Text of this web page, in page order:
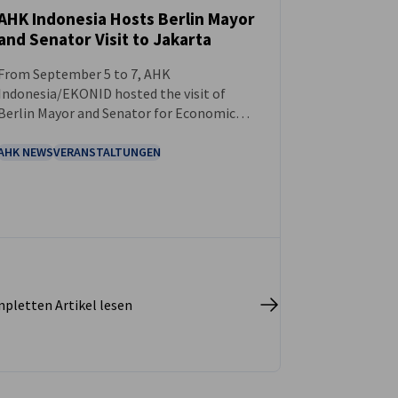
Indonesia Hosts Berlin Mayor
Senator Visit to Jakarta
September 5 to 7, AHK
EKONID hosted the visit of
Mayor and Senator for Economic
Giffey, along with a delegation of
NEWSVERANSTALTUNGEN
Artikel lesen